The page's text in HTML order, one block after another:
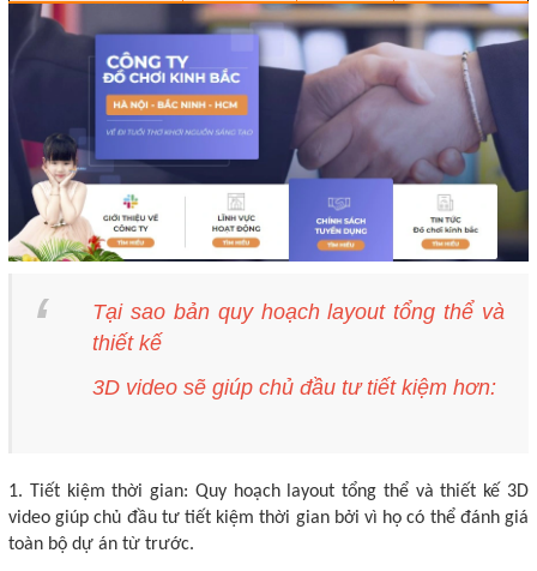
Tại sao bản quy hoạch layout tổng thể và
thiết kế
3D video sẽ giúp chủ đầu tư tiết kiệm hơn:
1. Tiết kiệm thời gian: Quy hoạch layout tổng thể và thiết kế 3D
video giúp chủ đầu tư tiết kiệm thời gian bởi vì họ có thể đánh giá
toàn bộ dự án từ trước.